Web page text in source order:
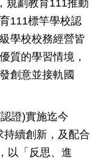
規劃教育111推動
111標竿學校認
學校校務經營皆
質的學習情境，
創意並接軌國
證)實施迄今
續創新，及配合
以「反思、進